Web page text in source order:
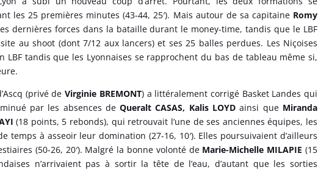
les 25 premières minutes (43-44, 25′). Mais autour de sa capitaine Romy
dernières forces dans la bataille durant le money-time, tandis que le LBF
au shoot (dont 7/12 aux lancers) et ses 25 balles perdues. Les Niçoises
tandis que les Lyonnaises se rapprochent du bas de tableau même si,
(privé deVirginie BREMONT) a littéralement corrigé Basket Landes qui
par les absences deQueralt CASAS, Kalis LOYD ainsi queMiranda
(18 points, 5 rebonds), qui retrouvait l’une de ses anciennes équipes, les
temps à asseoir leur domination (27-16, 10′). Elles poursuivaient d’ailleurs
(50-26, 20′). Malgré la bonne volonté deMarie-Michelle MILAPIE (15
n’arrivaient pas à sortir la tête de l’eau, d’autant que les sorties